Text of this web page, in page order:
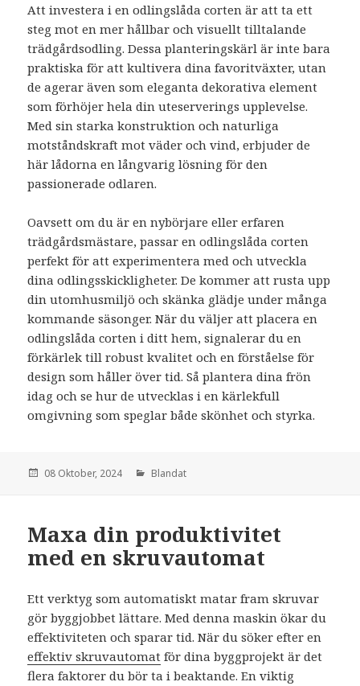
Att investera i en odlingslåda corten är att ta ett
steg mot en mer hållbar och visuellt tilltalande
trädgårdsodling. Dessa planteringskärl är inte bara
praktiska för att kultivera dina favoritväxter, utan
de agerar även som eleganta dekorativa element
som förhöjer hela din uteserverings upplevelse.
Med sin starka konstruktion och naturliga
motståndskraft mot väder och vind, erbjuder de
här lådorna en långvarig lösning för den
passionerade odlaren.
Oavsett om du är en nybörjare eller erfaren
trädgårdsmästare, passar en odlingslåda corten
perfekt för att experimentera med och utveckla
dina odlingsskickligheter. De kommer att rusta upp
din utomhusmiljö och skänka glädje under många
kommande säsonger. När du väljer att placera en
odlingslåda corten i ditt hem, signalerar du en
förkärlek till robust kvalitet och en förståelse för
design som håller över tid. Så plantera dina frön
idag och se hur de utvecklas i en kärlekfull
omgivning som speglar både skönhet och styrka.
den
08 Oktober, 2024 Kategorier:
Blandat
Maxa din produktivitet
med en skruvautomat
Ett verktyg som automatiskt matar fram skruvar
gör byggjobbet lättare. Med denna maskin ökar du
effektiviteten och sparar tid. När du söker efter en
effektiv skruvautomat för dina byggprojekt är det
flera faktorer du bör ta i beaktande. En viktig